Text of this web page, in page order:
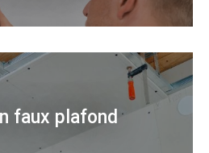
faux plafond